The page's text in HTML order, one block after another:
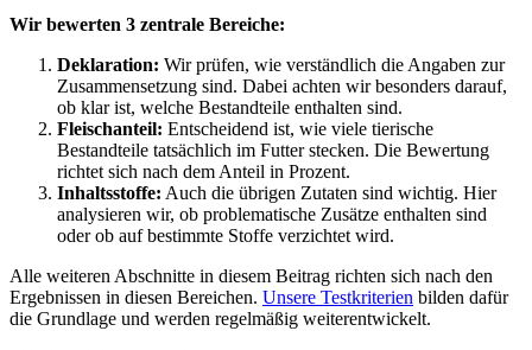
Wir bewerten 3 zentrale Bereiche:
Deklaration: Wir prüfen, wie verständlich die Angaben zur
Zusammensetzung sind. Dabei achten wir besonders darauf,
ob klar ist, welche Bestandteile enthalten sind.
Fleischanteil: Entscheidend ist, wie viele tierische
Bestandteile tatsächlich im Futter stecken. Die Bewertung
richtet sich nach dem Anteil in Prozent.
Inhaltsstoffe: Auch die übrigen Zutaten sind wichtig. Hier
analysieren wir, ob problematische Zusätze enthalten sind
oder ob auf bestimmte Stoffe verzichtet wird.
Alle weiteren Abschnitte in diesem Beitrag richten sich nach den
Ergebnissen in diesen Bereichen. Unsere Testkriterien bilden dafür
die Grundlage und werden regelmäßig weiterentwickelt.